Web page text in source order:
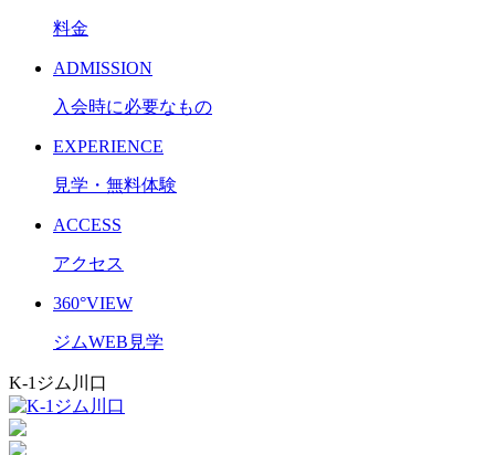
料金
ADMISSION
入会時に必要なもの
EXPERIENCE
見学・無料体験
ACCESS
アクセス
360°VIEW
ジムWEB見学
K-1ジム川口